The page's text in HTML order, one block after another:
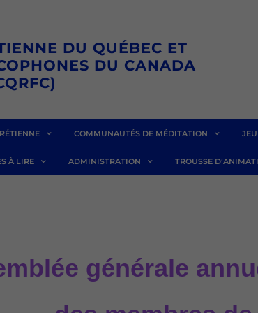
DU QUÉBEC ET
DU CANADA
COMMUNAUTÉS DE MÉDITATION
À LIRE ADMINISTRATION TROUSSE
générale